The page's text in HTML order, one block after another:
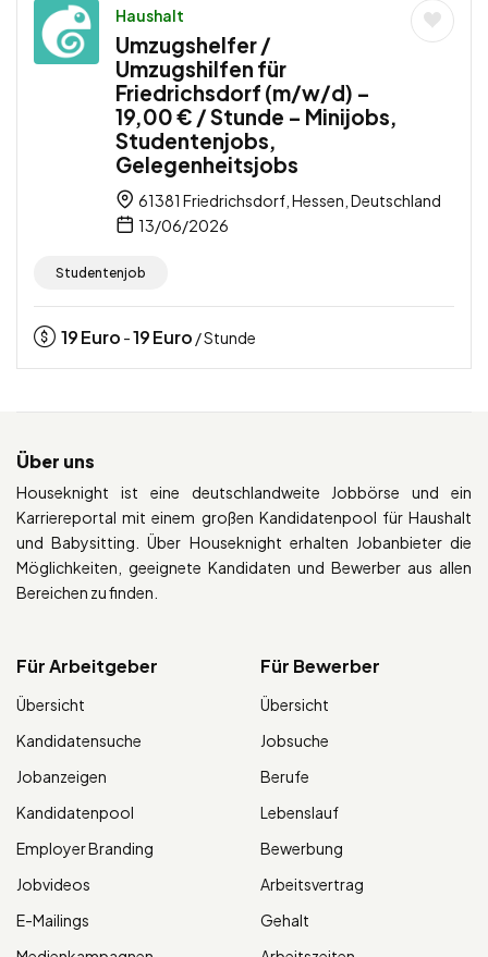
Haushalt
Umzugshelfer /
Umzugshilfen für
Friedrichsdorf (m/w/d) –
19,00 € / Stunde – Minijobs,
Studentenjobs,
Gelegenheitsjobs
61381 Friedrichsdorf, Hessen, Deutschland
13/06/2026
Studentenjob
19Euro -19Euro / Stunde
Über uns
Houseknight ist eine deutschlandweite Jobbörse und ein
Karriereportal mit einem großen Kandidatenpool für Haushalt
und Babysitting. Über Houseknight erhalten Jobanbieter die
Möglichkeiten, geeignete Kandidaten und Bewerber aus allen
Bereichen zu finden.
Für Arbeitgeber
Übersicht
Kandidatensuche
Jobanzeigen
Kandidatenpool
Employer Branding
Jobvideos
E-Mailings
Für Bewerber
Übersicht
Jobsuche
Berufe
Lebenslauf
Bewerbung
Arbeitsvertrag
Gehalt